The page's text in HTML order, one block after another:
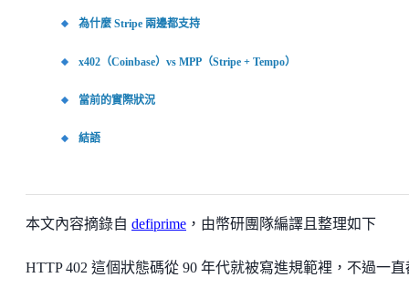
為什麼 Stripe 兩邊都支持
x402（Coinbase）vs MPP（Stripe + Tempo）
當前的實際狀況
結語
本文內容摘錄自 defiprime ，由幣研團隊編譯且整理如下
HTTP 402 這個狀態碼從 90 年代就被寫進規範裡，不過一直